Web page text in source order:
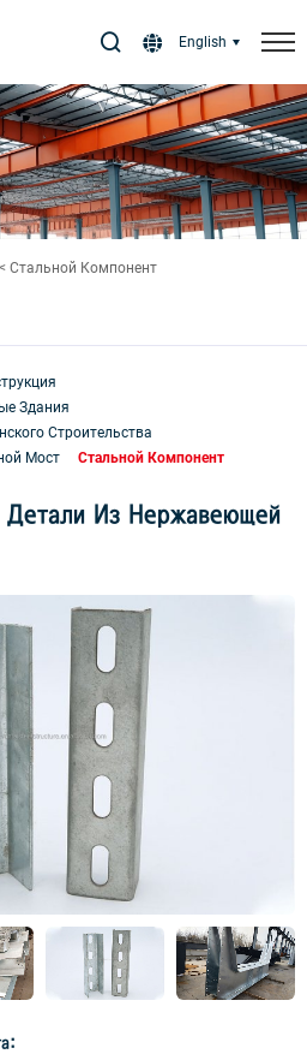
English
Стальной Компонент
Здания
Строительства
Мост Стальной Компонент
Детали Из Нержавеющей